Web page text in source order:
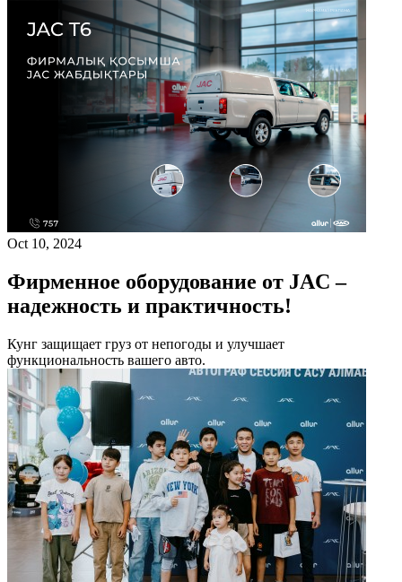
Oct 10, 2024
Фирменное оборудование от JAC –
надежность и практичность!
Кунг защищает груз от непогоды и улучшает
функциональность вашего авто.